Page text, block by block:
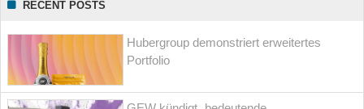
RECENT POSTS
Hubergroup demonstriert erweitertes
Portfolio